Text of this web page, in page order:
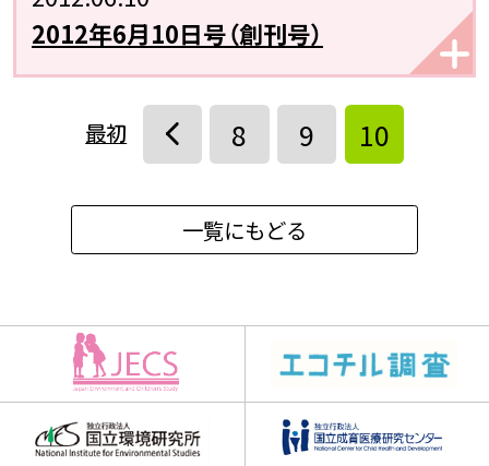
2012年6月10日号（創刊号）
最初 8 9 10
一覧にもどる